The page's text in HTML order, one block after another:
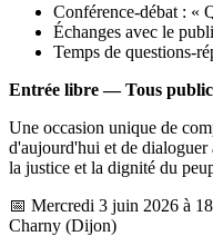
Conférence-débat : «
Échanges avec le
Temps de questions-
Entrée libre — Tous
Une occasion unique de
d'aujourd'hui et de dialoguer
la justice et la dignité du
📅 Mercredi 3 juin 2026 à
Charny (Dijon)